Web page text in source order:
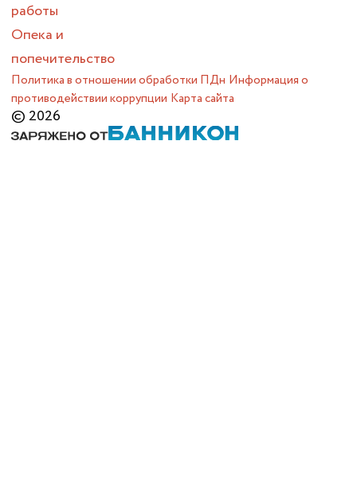
работы
Опека и
попечительство
Политика в отношении обработки ПДн Информация о
противодействии коррупции Карта сайта
© 2026